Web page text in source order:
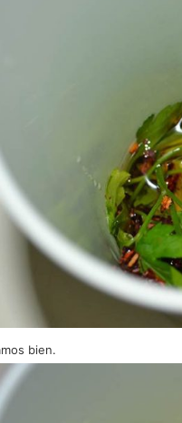
bien.